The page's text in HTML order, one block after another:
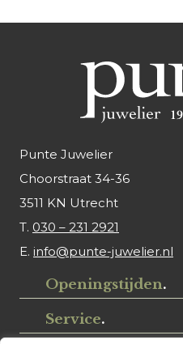
Punte Juwelier
Choorstraat 34-36
3511 KN Utrecht
T. 030 – 231 2921
E. info@punte-juwelier.nl
Openingstijden.
Service.